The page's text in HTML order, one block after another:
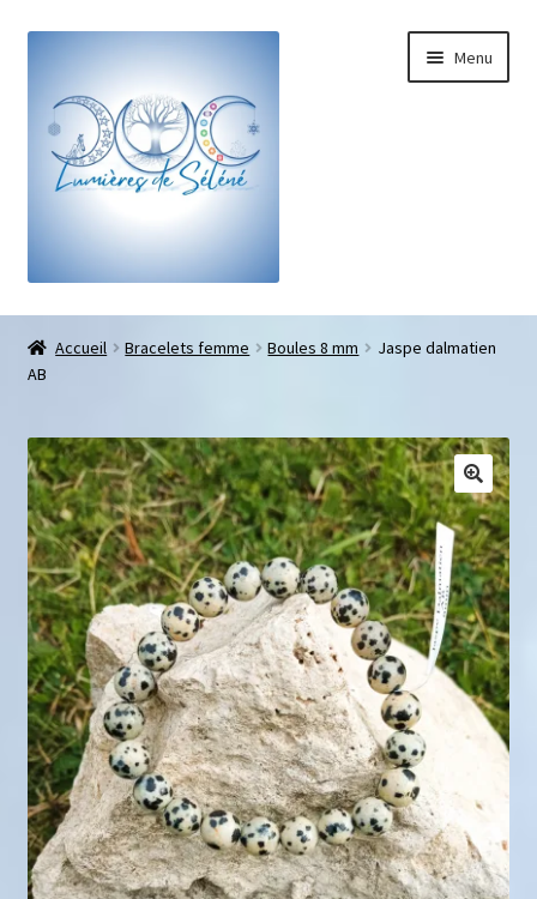
Menu
Boutique
Bracelets sur-mesure
Galets pouce anti-stress
Pendentifs sifflet et fioles
Mini géodes
Bougies lithothérapie
Packs
Carte Cadeau
Qui suis-je ?
Avis clients
Accueil Bracelets femme Boules 8 mm
Jaspe dalmatien
AB